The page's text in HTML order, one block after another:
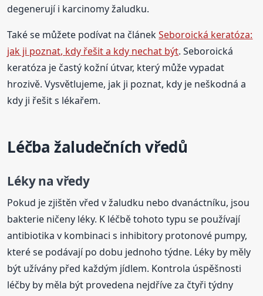
degenerují i karcinomy žaludku.
Také se můžete podívat na článekSeboroická keratóza:
jak ji poznat, kdy řešit a kdy nechat být. Seboroická
keratóza je častý kožní útvar, který může vypadat
hrozivě. Vysvětlujeme, jak ji poznat, kdy je neškodná a
kdy ji řešit s lékařem.
Léčba žaludečních vředů
Léky na vředy
Pokud je zjištěn vřed v žaludku nebo dvanáctníku, jsou
bakterie ničeny léky. K léčbě tohoto typu se používají
antibiotika v kombinaci s inhibitory protonové pumpy,
které se podávají po dobu jednoho týdne. Léky by měly
být užívány před každým jídlem. Kontrola úspěšnosti
léčby by měla být provedena nejdříve za čtyři týdny